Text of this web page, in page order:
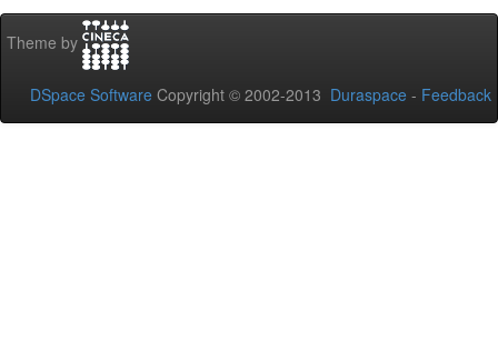
Theme by
DSpace Software Copyright © 2002-2013 Duraspace - Feedback